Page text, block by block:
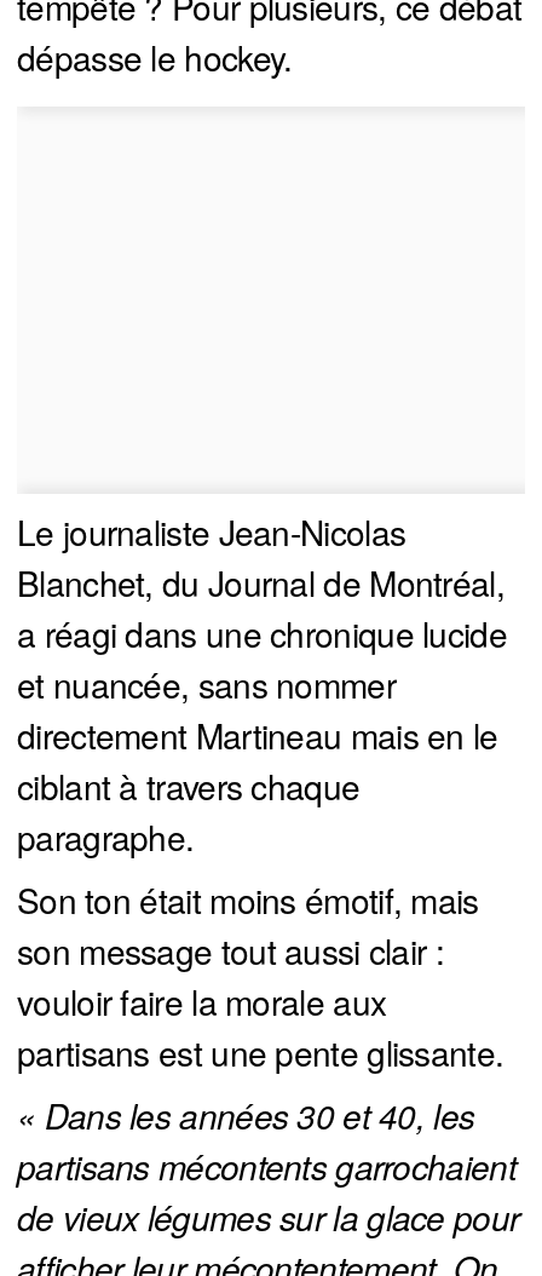
dépasse le hockey.
Le journaliste Jean-Nicolas
Blanchet, du Journal de Montréal,
a réagi dans une chronique lucide
et nuancée, sans nommer
directement Martineau mais en le
ciblant à travers chaque
paragraphe.
Son ton était moins émotif, mais
son message tout aussi clair :
vouloir faire la morale aux
partisans est une pente glissante.
« Dans les années 30 et 40, les
partisans mécontents garrochaient
de vieux légumes sur la glace pour